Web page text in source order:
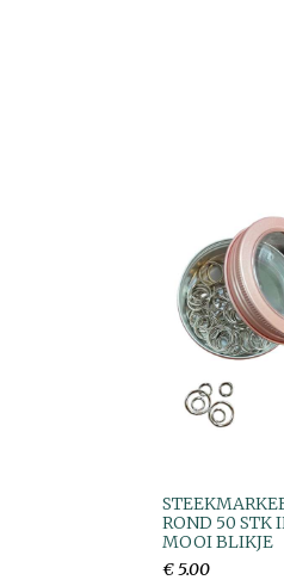
ROND 50 STK
MOOI BLIKJE
€ 5.00